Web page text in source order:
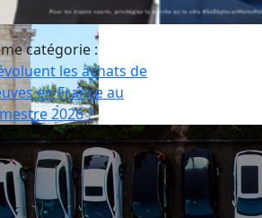
catégorie :
les achats de
en France au
2026 ?